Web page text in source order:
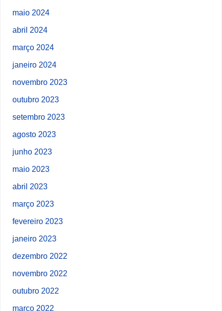
maio 2024
abril 2024
março 2024
janeiro 2024
novembro 2023
outubro 2023
setembro 2023
agosto 2023
junho 2023
maio 2023
abril 2023
março 2023
fevereiro 2023
janeiro 2023
dezembro 2022
novembro 2022
outubro 2022
março 2022